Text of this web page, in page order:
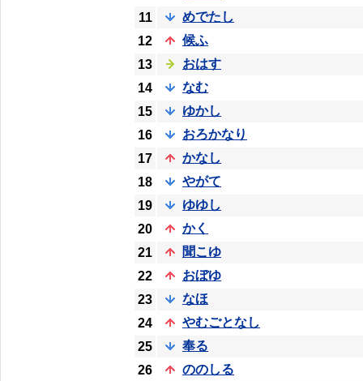
11
めでたし
12
候ふ
13
おはす
14
なむ
15
ゆかし
16
おろかなり
17
かなし
18
やがて
19
ゆゆし
20
かく
21
聞こゆ
22
おぼゆ
23
なほ
24
やむごとなし
25
奉る
26
ののしる